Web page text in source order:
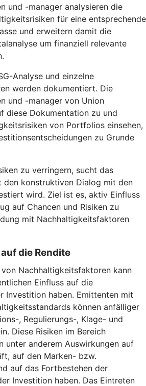
und -manager analysieren die
für eine entsprechende
und erweitern damit die
um finanziell relevante
Analyse und einzelne
werden dokumentiert. Die
und -manager von Union
diese Dokumentation zu und
von Portfolios einsehen,
zu Grunde
zu verringern, sucht das
den konstruktiven Dialog mit den
wird. Ziel ist es, aktiv Einfluss
auf Chancen und Risiken zu
mit Nachhaltigkeitsfaktoren
die Rendite
Nachhaltigkeitsfaktoren kann
Einfluss auf die
Investition haben. Emittenten mit
können anfälliger
, Regulierungs-, Klage- und
Diese Risiken im Bereich
unter anderem Auswirkungen auf
auf den Marken- bzw.
auf das Fortbestehen der
Investition haben. Das Eintreten